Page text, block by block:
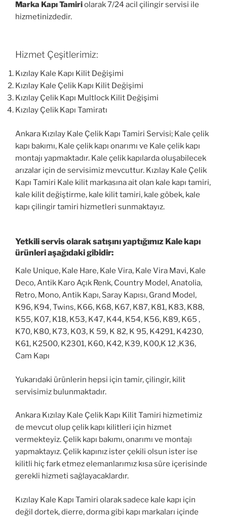
Marka Kapı Tamiriolarak 7/24 acil çilingir servisi ile
hizmetinizdedir.
Hizmet Çeşitlerimiz:
Kızılay Kale Kapı Kilit Değişimi
Kızılay Kale Çelik Kapı Kilit Değişimi
Kızılay Çelik Kapı Multlock Kilit Değişimi
Kızılay Çelik Kapı Tamiratı
Ankara Kızılay Kale Çelik Kapı Tamiri Servisi; Kale çelik
kapı bakımı, Kale çelik kapı onarımı ve Kale çelik kapı
montajı yapmaktadır. Kale çelik kapılarda oluşabilecek
arızalar için de servisimiz mevcuttur. Kızılay Kale Çelik
Kapı Tamiri Kale kilit markasına ait olan kale kapı tamiri,
kale kilit değiştirme, kale kilit tamiri, kale göbek, kale
kapı çilingir tamiri hizmetleri sunmaktayız.
Yetkili servis olarak satışını yaptığımız Kale kapı
ürünleri aşağıdaki gibidir:
Kale Unique, Kale Hare, Kale Vira, Kale Vira Mavi, Kale
Deco, Antik Karo Açık Renk, Country Model, Anatolia,
Retro, Mono, Antik Kapı, Saray Kapısı, Grand Model,
K96, K94, Twins, K66, K68, K67, K87, K81, K83, K88,
K55, K07, K18, K53, K47, K44, K54, K56, K89, K65 ,
K70, K80, K73, K03, K 59, K 82, K 95, K4291, K4230,
K61, K2500, K2301, K60, K42, K39, K00,K 12 ,K36,
Cam Kapı
Yukarıdaki ürünlerin hepsi için tamir, çilingir, kilit
servisimiz bulunmaktadır.
Ankara Kızılay Kale Çelik Kapı Kilit Tamiri hizmetimiz
de mevcut olup çelik kapı kilitleri için hizmet
vermekteyiz. Çelik kapı bakımı, onarımı ve montajı
yapmaktayız. Çelik kapınız ister çekili olsun ister ise
kilitli hiç fark etmez elemanlarımız kısa süre içerisinde
gerekli hizmeti sağlayacaklardır.
Kızılay Kale Kapı Tamiri olarak sadece kale kapı için
değil dortek, dierre, dorma gibi kapı markaları içinde